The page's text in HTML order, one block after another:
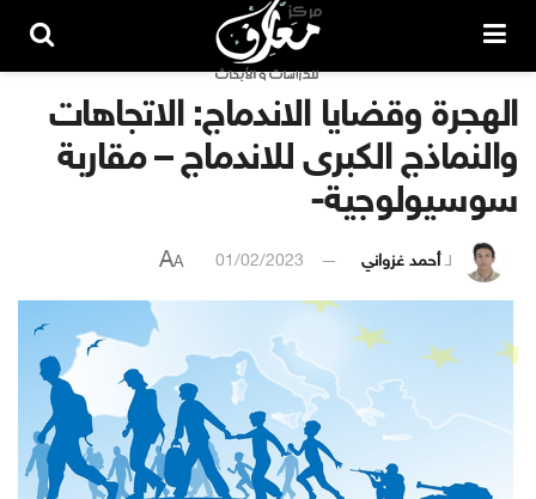
الهجرة وقضايا الاندماج: الاتجاهات
والنماذج الكبرى للاندماج – مقاربة
سوسيولوجية-
لـ أحمد غزواني 01/02/2023
A
A